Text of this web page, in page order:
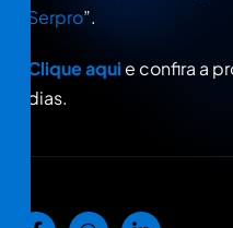
Serpro”.
Clique aqui e confira a
dias.